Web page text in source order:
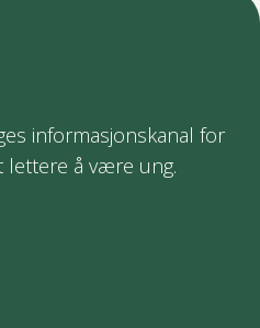
informasjonskanal for
lettere å være ung.